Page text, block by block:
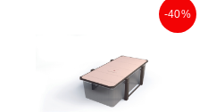
-40%
ursprungliga
var:
224
900 kr.
Det